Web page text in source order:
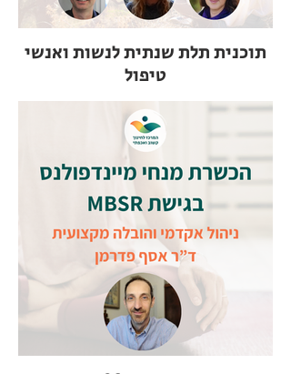
תוכנית תלת שנתית לנשות ואנשי
טיפול